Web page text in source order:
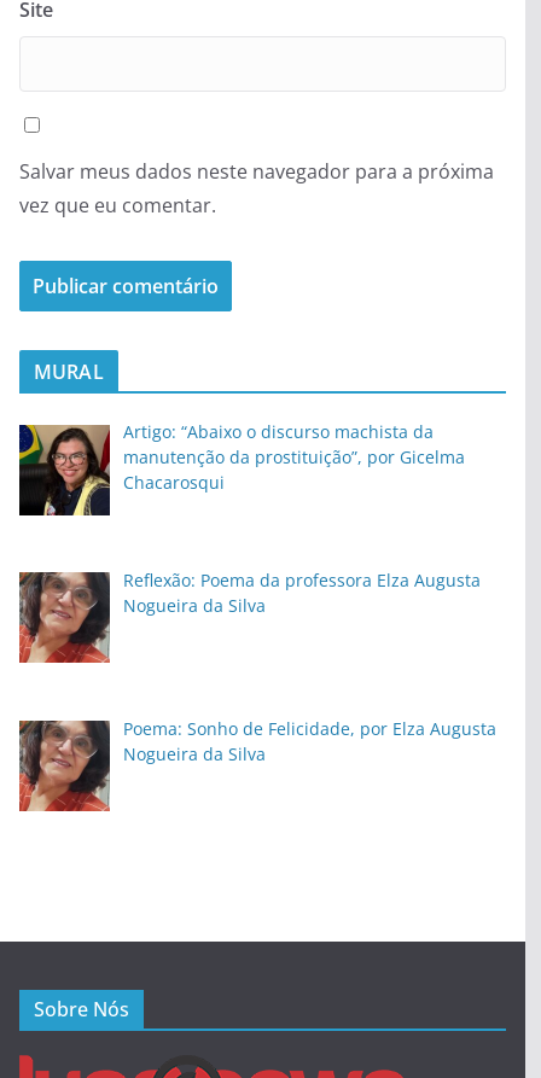
Site
Salvar meus dados neste navegador para a próxima
vez que eu comentar.
MURAL
Artigo: “Abaixo o discurso machista da
manutenção da prostituição”, por Gicelma
Chacarosqui
Reflexão: Poema da professora Elza Augusta
Nogueira da Silva
Poema: Sonho de Felicidade, por Elza Augusta
Nogueira da Silva
Sobre Nós